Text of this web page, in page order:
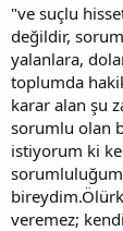
"ve suçlu
değildir,
yalanlara,
toplumda
karar alan şu
sorumlu olan
istiyorum ki
veremez;